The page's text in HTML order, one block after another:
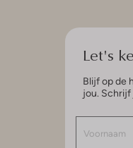
Let's
Blijf op de
jou. Schrijf